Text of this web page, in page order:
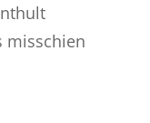
misschien